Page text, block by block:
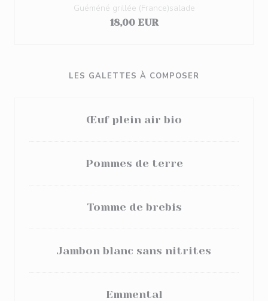
Guéméné grillée (France)salade
18,00 EUR
LES GALETTES À COMPOSER
Œuf plein air bio
Pommes de terre
Tomme de brebis
Jambon blanc sans nitrites
Emmental